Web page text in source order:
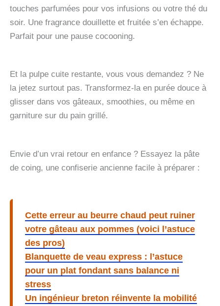
touches parfumées pour vos infusions ou votre thé du
soir. Une fragrance douillette et fruitée s’en échappe.
Parfait pour une pause cocooning.
Et la pulpe cuite restante, vous vous demandez ? Ne
la jetez surtout pas. Transformez-la en purée douce à
glisser dans vos gâteaux, smoothies, ou même en
garniture sur du pain grillé.
Envie d’un vrai retour en enfance ? Essayez la pâte
de coing, une confiserie ancienne facile à préparer :
Cette erreur au beurre chaud peut ruiner
votre gâteau aux pommes (voici l’astuce
des pros)
Blanquette de veau express : l’astuce
pour un plat fondant sans balance ni
stress
Un ingénieur breton réinvente la mobilité